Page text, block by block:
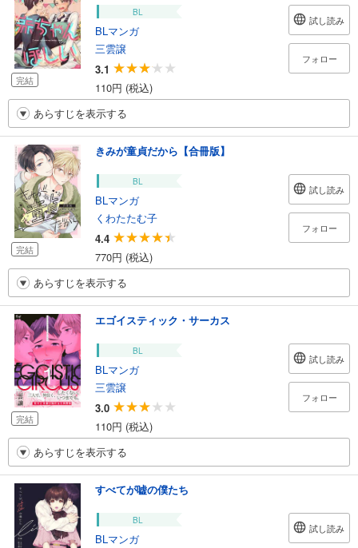
完結
BL
BLマンガ
三雲譲
3.1
110円 (税込)
試し読み
フォロー
あらすじを表示する
完結
きみが童貞だから【合冊版】
BL
BLマンガ
くわたたむ子
4.4
770円 (税込)
試し読み
フォロー
あらすじを表示する
完結
エゴイスティック・サーカス
BL
BLマンガ
三雲譲
3.0
110円 (税込)
試し読み
フォロー
あらすじを表示する
すべてが嘘の僕たち
BL
BLマンガ
試し読み